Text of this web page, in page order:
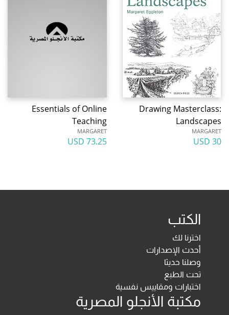
Drawing Masterclass:
Landscapes
MARGARET
30 USD
Essentials of Online
Teaching
MARGARET
73.25 USD
الكتب
اخترنا لك
أحدث الإصدارات
وصلنا حديثا
تحت الطبع
اختبارات ومقاييس نفسية
مكتبة الأنجلو المصرية